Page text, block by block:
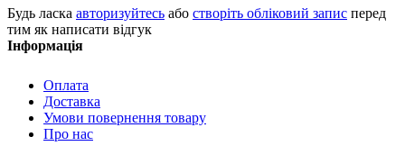
Будь ласка авторизуйтесь або створіть обліковий запис перед
тим як написати відгук
Інформація
Оплата
Доставка
Умови повернення товару
Про нас